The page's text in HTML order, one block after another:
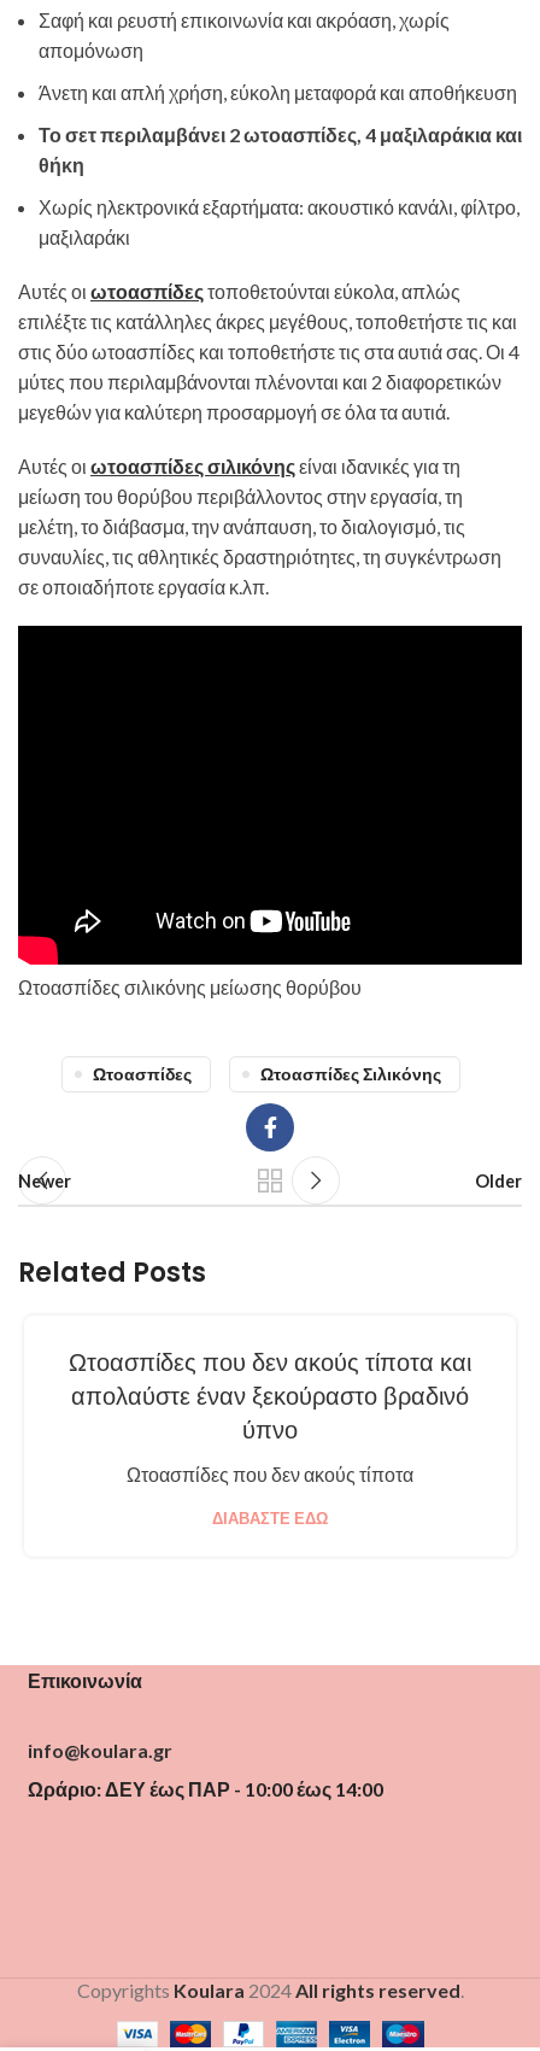
Σαφή και ρευστή επικοινωνία και ακρόαση, χωρίς
απομόνωση
Άνετη και απλή χρήση, εύκολη μεταφορά και αποθήκευση
Το σετ περιλαμβάνει 2 ωτοασπίδες, 4 μαξιλαράκια και
θήκη
Χωρίς ηλεκτρονικά εξαρτήματα: ακουστικό κανάλι, φίλτρο,
μαξιλαράκι
Αυτές οι ωτοασπίδεςτοποθετούνται εύκολα, απλώς
επιλέξτε τις κατάλληλες άκρες μεγέθους, τοποθετήστε τις και
στις δύο ωτοασπίδες και τοποθετήστε τις στα αυτιά σας. Οι 4
μύτες που περιλαμβάνονται πλένονται και 2 διαφορετικών
μεγεθών για καλύτερη προσαρμογή σε όλα τα αυτιά.
Αυτές οι ωτοασπίδες σιλικόνηςείναι ιδανικές για τη
μείωση του θορύβου περιβάλλοντος στην εργασία, τη
μελέτη, το διάβασμα, την ανάπαυση, το διαλογισμό, τις
συναυλίες, τις αθλητικές δραστηριότητες, τη συγκέντρωση
σε οποιαδήποτε εργασία κ.λπ.
Ωτοασπίδες σιλικόνης μείωσης θορύβου
Ωτοασπίδες Ωτοασπίδες Σιλικόνης
Newer Older
Related Posts
Ωτοασπίδες που δεν ακούς τίποτα και
απολαύστε έναν ξεκούραστο βραδινό
ύπνο
Ωτοασπίδες που δεν ακούς τίποτα
ΔΙΑΒΆΣΤΕ ΕΔΏ
Επικοινωνία
info@koulara.gr
Ωράριο: ΔΕΥ έως ΠΑΡ - 10:00 έως 14:00
Copyrights Koulara 2024All rights reserved.